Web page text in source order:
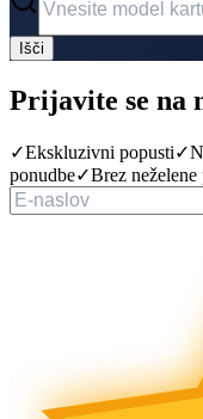
Išči
Prijavite se na
✓Ekskluzivni popusti✓
ponudbe✓Brez neželene